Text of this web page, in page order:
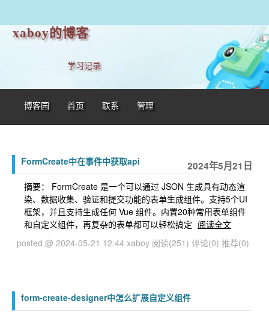
xaboy的博客
学习记录
博客园 首页 联系 管理
2024年5月21日
FormCreate中在事件中获取api
摘要： FormCreate 是一个可以通过 JSON 生成具有动态渲
染、数据收集、验证和提交功能的表单生成组件。支持5个UI
框架，并且支持生成任何 Vue 组件。内置20种常用表单组件
和自定义组件，再复杂的表单都可以轻松搞定 阅读全文
posted @ 2024-05-21 12:44 xaboy 阅读(251) 评论(0) 推荐(0)
form-create-designer中怎么扩展自定义组件